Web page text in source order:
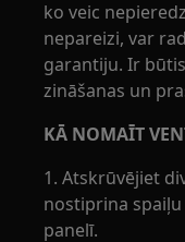
ko veic
nepareizi, var
garantiju. Ir
zināšanas un
KĀ NOMAĪT
1. Atskrūvējiet
nostiprina
panelī.